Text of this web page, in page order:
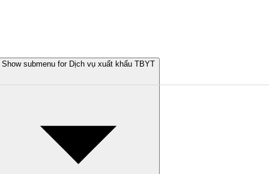
Show submenu for Dịch vụ xuất khẩu TBYT